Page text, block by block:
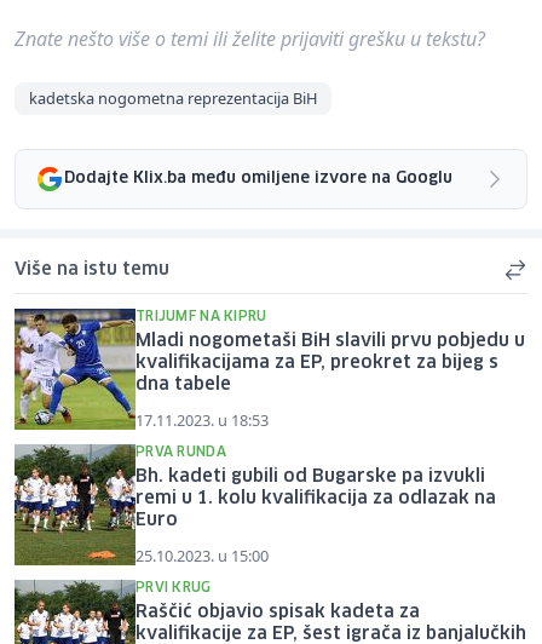
Znate nešto više o temi ili želite prijaviti grešku u tekstu?
kadetska nogometna reprezentacija BiH
Dodajte Klix.ba među omiljene izvore na Googlu
Više na istu temu
TRIJUMF NA KIPRU
Mladi nogometaši BiH slavili prvu pobjedu u
kvalifikacijama za EP, preokret za bijeg s
dna tabele
17.11.2023. u 18:53
PRVA RUNDA
Bh. kadeti gubili od Bugarske pa izvukli
remi u 1. kolu kvalifikacija za odlazak na
Euro
25.10.2023. u 15:00
PRVI KRUG
Raščić objavio spisak kadeta za
kvalifikacije za EP, šest igrača iz banjalučkih